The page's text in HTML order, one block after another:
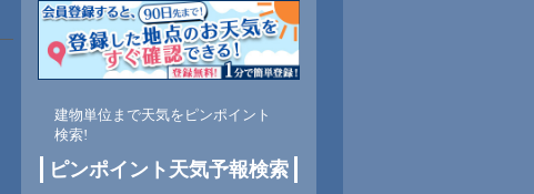
74 76 78 80 82
南西
建物単位まで天気をピンポイント
検索!
ピンポイント天気予報検索